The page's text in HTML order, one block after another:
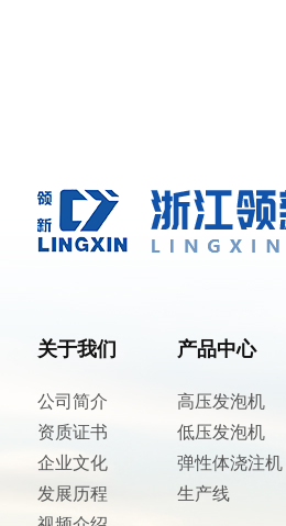
关于我们
公司简介
资质证书
企业文化
发展历程
产品中心
高压发泡机
低压发泡机
弹性体浇注机
生产线